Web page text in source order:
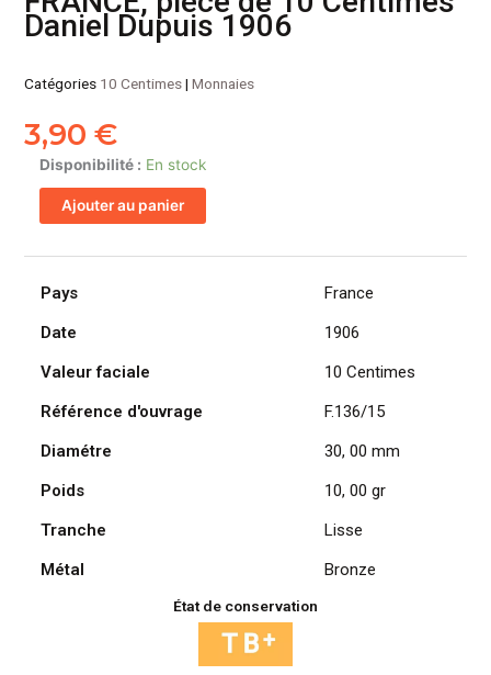
Daniel Dupuis 1906
Catégories 10 Centimes|Monnaies
3,90€
Disponibilité : En stock
quantité
de
FRANCE,
de
Daniel
1906
Ajouter au panier
Pays
France
Date
1906
Valeur faciale
10 Centimes
Référence d'ouvrage
F.136/15
Diamétre
30, 00 mm
Poids
10, 00 gr
Tranche
Lisse
Métal
Bronze
État de conservation